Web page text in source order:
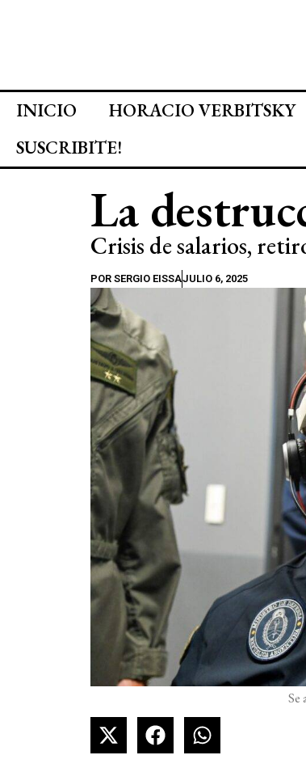
INICIO HORACIO VERBITSKY
SUSCRIBITE!
La
Crisis de salarios,
POR SERGIO EISSAJULIO 6, 2025
Se